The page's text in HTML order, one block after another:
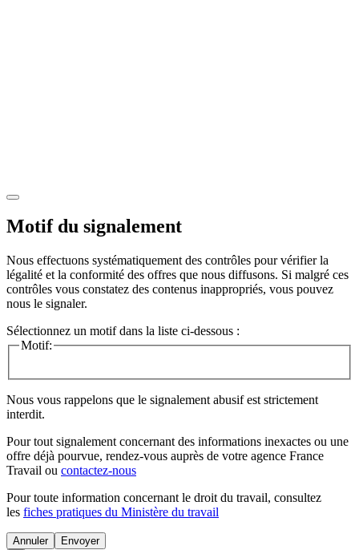
Motif du signalement
Nous effectuons systématiquement des contrôles pour vérifier la
légalité et la conformité des offres que nous diffusons. Si malgré ces
contrôles vous constatez des contenus inappropriés, vous pouvez
nous le signaler.
Sélectionnez un motif dans la liste ci-dessous :
Motif:
Nous vous rappelons que le signalement abusif est strictement
interdit.
Pour tout signalement concernant des informations inexactes ou une
offre déjà pourvue, rendez-vous auprès de votre agence France
Travail ou contactez-nous
Pour toute information concernant le droit du travail, consultez
les fiches pratiques du Ministère du travail
Annuler